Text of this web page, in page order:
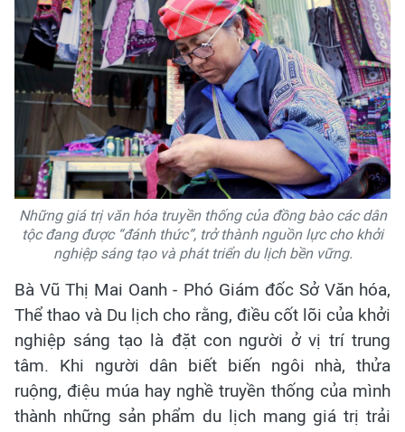
Những giá trị văn hóa truyền thống của đồng bào các dân
tộc đang được “đánh thức”, trở thành nguồn lực cho khởi
nghiệp sáng tạo và phát triển du lịch bền vững.
Bà Vũ Thị Mai Oanh - Phó Giám đốc Sở Văn hóa,
Thể thao và Du lịch cho rằng, điều cốt lõi của khởi
nghiệp sáng tạo là đặt con người ở vị trí trung
tâm. Khi người dân biết biến ngôi nhà, thửa
ruộng, điệu múa hay nghề truyền thống của mình
thành những sản phẩm du lịch mang giá trị trải